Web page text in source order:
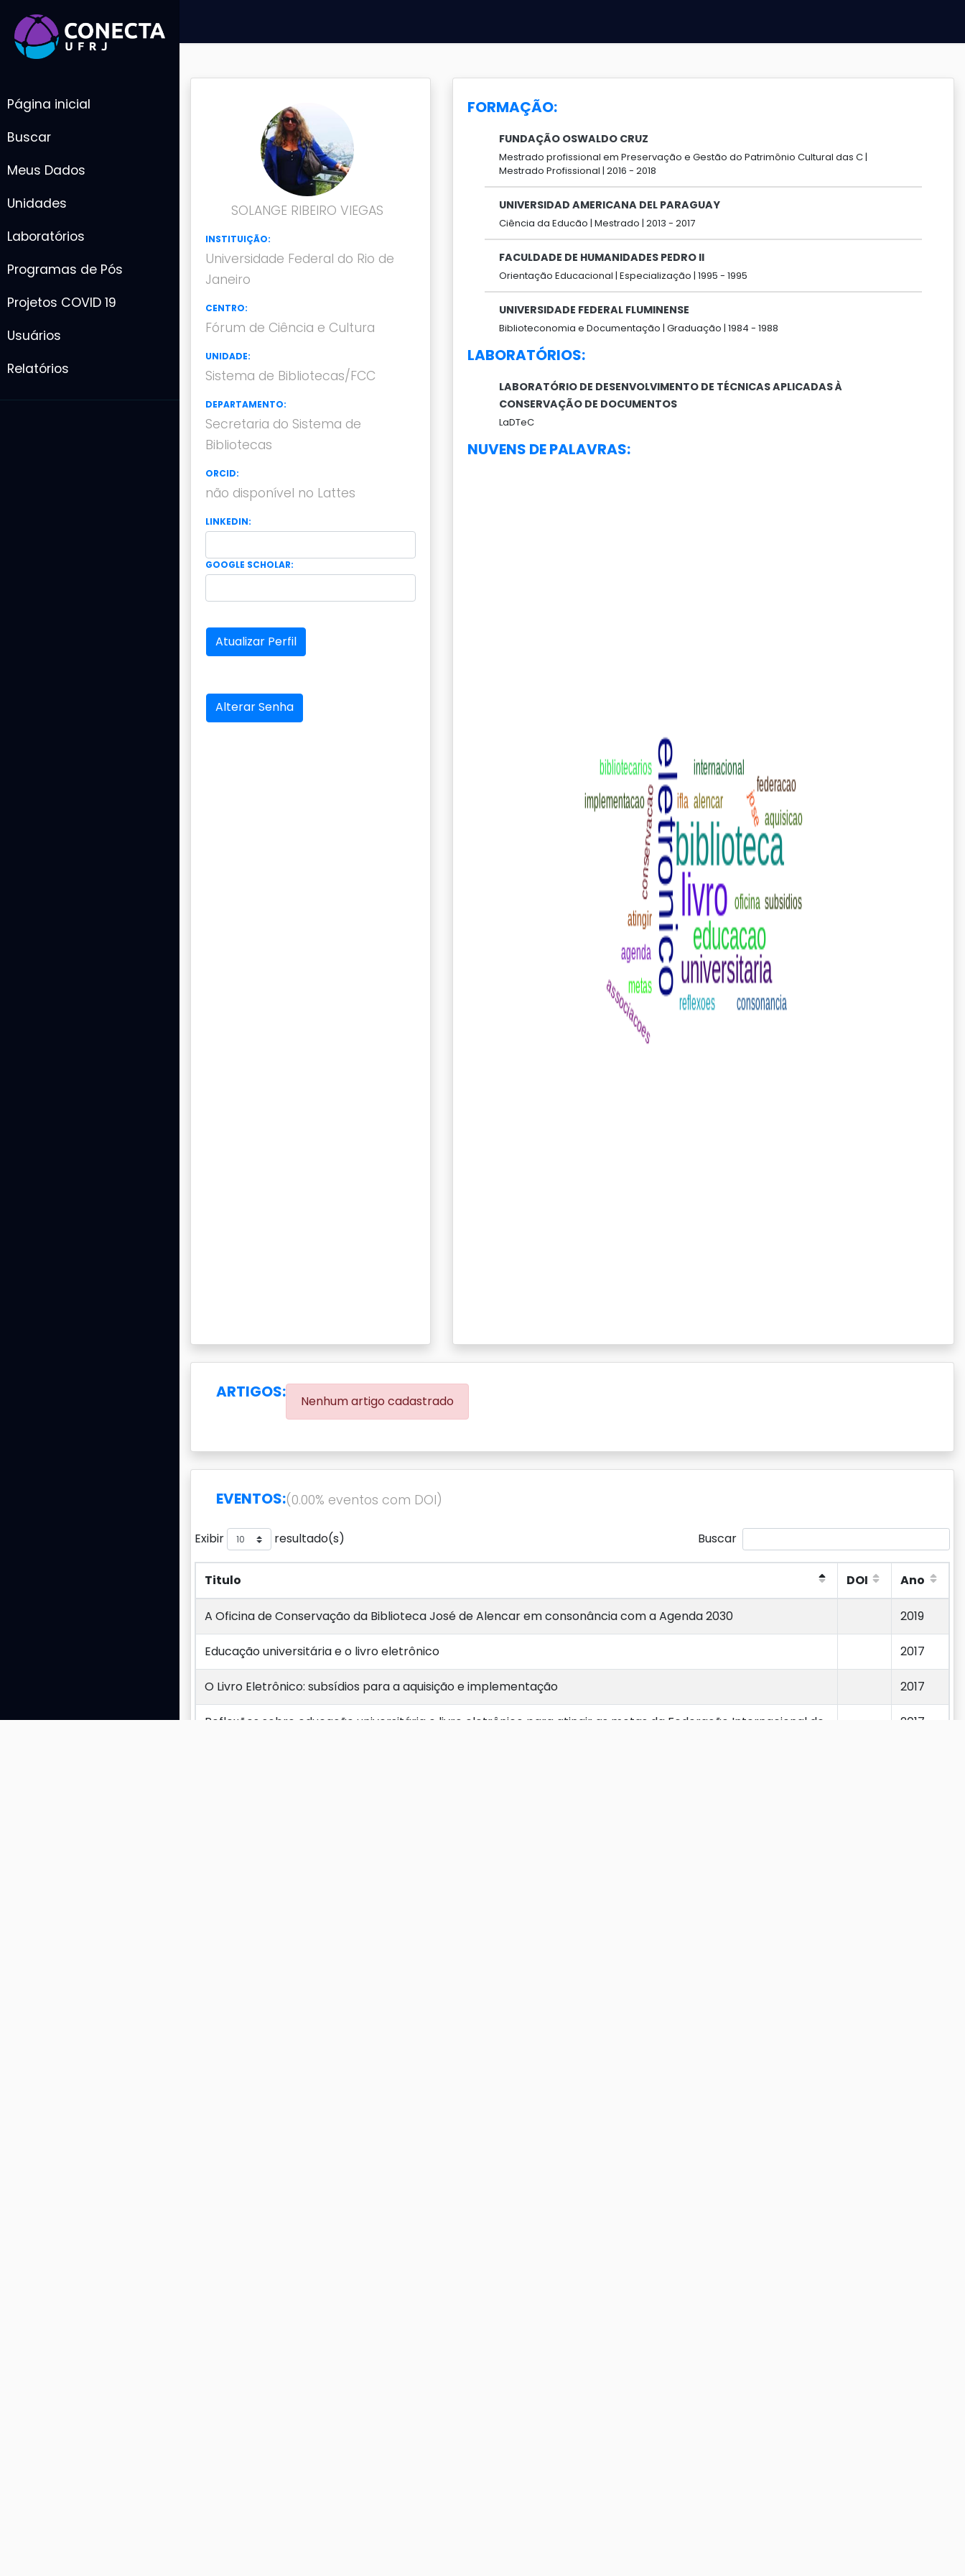
Página inicial
Buscar
Meus Dados
Unidades
Laboratórios
Programas de Pós
Projetos COVID 19
Usuários
Relatórios
SOLANGE RIBEIRO VIEGAS
INSTITUIÇÃO:
Universidade Federal do Rio de
Janeiro
CENTRO:
Fórum de Ciência e Cultura
UNIDADE:
Sistema de Bibliotecas/FCC
DEPARTAMENTO:
Secretaria do Sistema de
Bibliotecas
ORCID:
não disponível no Lattes
LINKEDIN:
GOOGLE SCHOLAR:
Atualizar Perfil
Alterar Senha
FORMAÇÃO:
FUNDAÇÃO OSWALDO CRUZ
Mestrado profissional em Preservação e Gestão do Patrimônio Cultural das C |
Mestrado Profissional | 2016 - 2018
UNIVERSIDAD AMERICANA DEL PARAGUAY
Ciência da Educão | Mestrado | 2013 - 2017
FACULDADE DE HUMANIDADES PEDRO II
Orientação Educacional | Especialização | 1995 - 1995
UNIVERSIDADE FEDERAL FLUMINENSE
Biblioteconomia e Documentação | Graduação | 1984 - 1988
LABORATÓRIOS:
LABORATÓRIO DE DESENVOLVIMENTO DE TÉCNICAS APLICADAS À
CONSERVAÇÃO DE DOCUMENTOS
LaDTeC
NUVENS DE PALAVRAS:
ARTIGOS: Nenhum artigo cadastrado
EVENTOS:(0.00% eventos com DOI)
Exibir resultado(s) Buscar
Titulo DOI
Ano
A Oficina de Conservação da Biblioteca José de Alencar em consonância com a Agenda 2030 2019
Educação universitária e o livro eletrônico 2017
O Livro Eletrônico: subsídios para a aquisição e implementação 2017
Reflexões sobre educação universitária e livro eletrônico para atingir as metas da Federação Internacional de
2017